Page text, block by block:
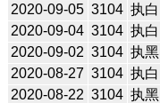
2020-09-05 3104 执白
2020-09-04 3104 执白
2020-09-02 3104 执黑
2020-08-27 3104 执白
2020-08-22 3104 执黑